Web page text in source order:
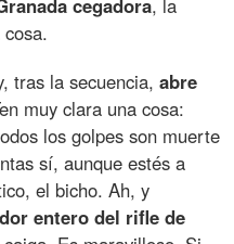
cegadora, la
tras la secuencia,abre
muy clara una cosa:
los golpes son muerte
sí, aunque estés a
el bicho. Ah, y
entero del rifle de